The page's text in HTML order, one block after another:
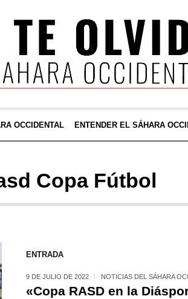
OCCIDENTAL ENTENDER EL SÁHARA
Copa Fútbol
ENTRADA
9 DE JULIO DE 2022 NOTICIAS DEL SÁHARA
«Copa RASD en la